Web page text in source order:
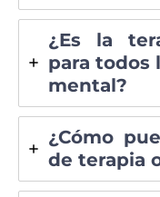
¿Es la
para todos
mental?
¿Cómo
de terapia